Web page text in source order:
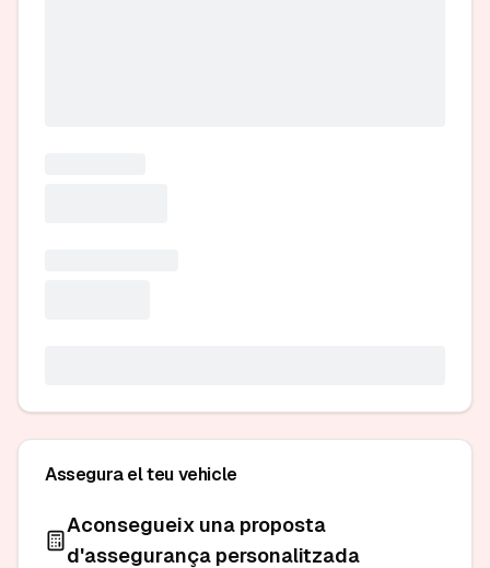
Assegura el teu vehicle
Aconsegueix una proposta
d'assegurança personalitzada